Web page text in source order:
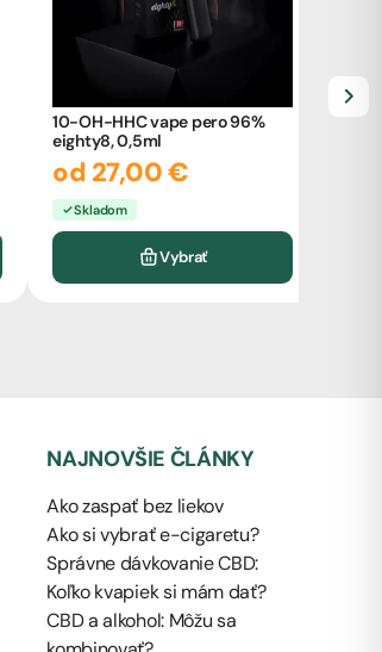
10-OH-HHC vape pero 96%
eighty8, 0,5ml
od 27,00 €
Skladom
Vybrať
NAJNOVŠIE ČLÁNKY
Ako zaspať bez liekov
Ako si vybrať e-cigaretu?
Správne dávkovanie CBD:
Koľko kvapiek si mám dať?
CBD a alkohol: Môžu sa